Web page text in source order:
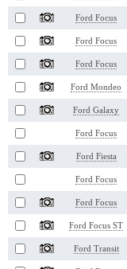
Ford Focus
Ford Focus
Ford Focus
Ford Mondeo
Ford Galaxy
Ford Focus
Ford Fiesta
Ford Focus
Ford Focus
Ford Focus ST
Ford Transit